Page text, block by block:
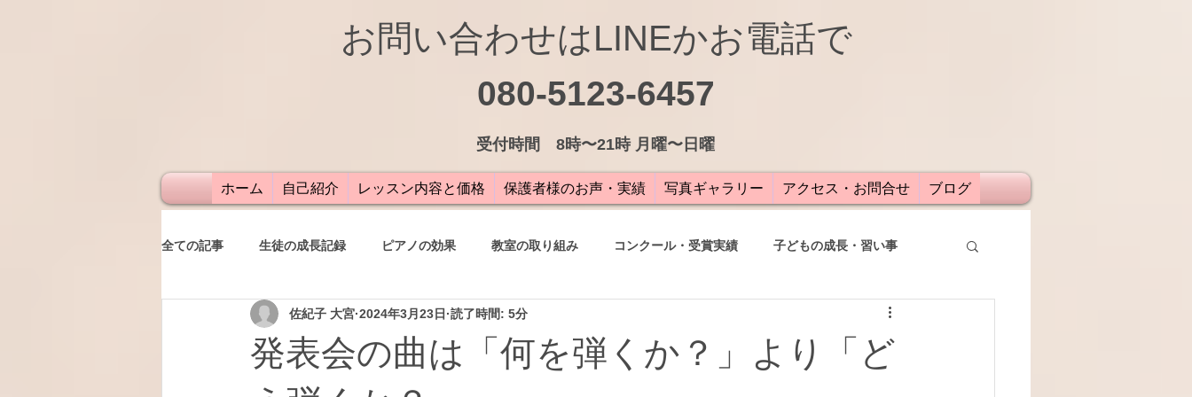
お問い合わせはLINEかお電話で
080-5123-6457
受付時間 8時〜21時 月曜〜日曜
ホーム 自己紹介 レッスン内容と価格 保護者様のお声・実績 写真ギャラリー アクセス・お問合せ ブログ
全ての記事 生徒の成長記録 ピアノの効果 教室の取り組み コンクール・受賞実績 子どもの成長・習い事
レッスン 保護者の声
発表会の曲は「何を弾くか？」より「ど
佐紀子 大宮 2024年3月23日 読了時間: 5分